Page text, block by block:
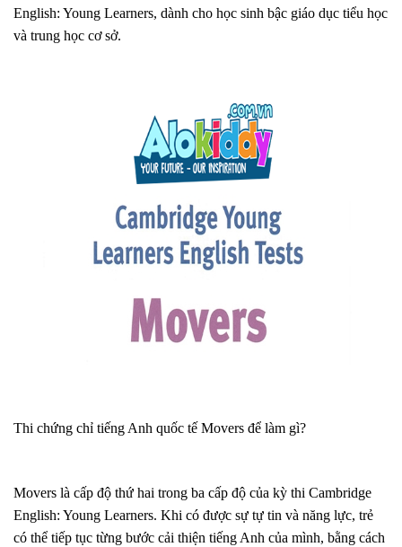
English: Young Learners, dành cho học sinh bậc giáo dục tiểu học
và trung học cơ sở.
Thi chứng chỉ tiếng Anh quốc tế Movers để làm gì?
Movers là cấp độ thứ hai trong ba cấp độ của kỳ thi Cambridge
English: Young Learners. Khi có được sự tự tin và năng lực, trẻ
có thể tiếp tục từng bước cải thiện tiếng Anh của mình, bằng cách